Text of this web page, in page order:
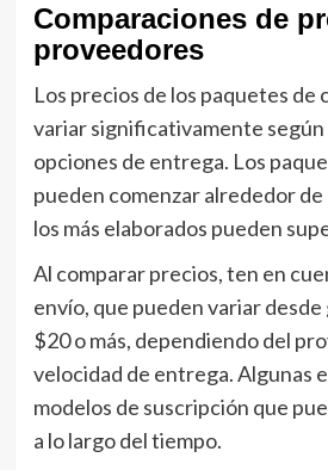
Comparaciones de
proveedores
Los precios de los paquetes de
variar significativamente según
opciones de entrega. Los
pueden comenzar alrededor
los más elaborados pueden
Al comparar precios, ten en
envío, que pueden variar
$20 o más, dependiendo del
velocidad de entrega. Algunas
modelos de suscripción que
a lo largo del tiempo.